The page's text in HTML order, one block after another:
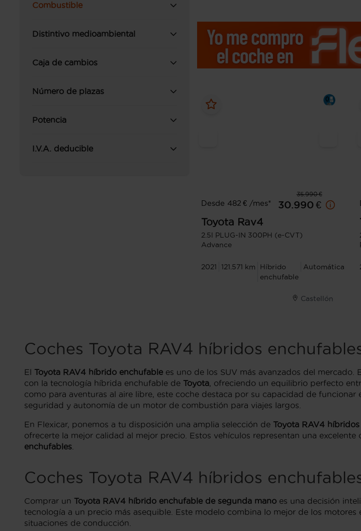
Combustible
Distintivo medioambiental
Caja de cambios
Número de plazas
Potencia
I.V.A. deducible
35.990 €
Desde 482 € /mes*
30.990 €
Toyota Rav4
2.5l PLUG-IN 300PH (e-CVT)
Advance
2021 121.571 km
Híbrido
enchufable
Automática
Castellón
Coches Toyota RAV4 híbridos
El Toyota RAV4 híbrido enchufable es uno de los SUV más avanzados del
con la tecnología híbrida enchufable de Toyota, ofreciendo un equilibrio perfecto
como para aventuras al aire libre, este coche destaca por su capacidad de
seguridad y autonomía de un motor de combustión para viajes largos.
En Flexicar, ponemos a tu disposición una amplia selección de Toyota RAV4
ofrecerte la mejor calidad al mejor precio. Estos vehículos representan una
enchufables
Coches Toyota RAV4 híbridos
Comprar un Toyota RAV4 híbrido enchufable de segunda mano es una decisión
tecnología a un precio más asequible. Este modelo combina lo mejor de los
situaciones de conducción.